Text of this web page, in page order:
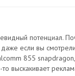
потенциал.
если вы
855
выскакивает